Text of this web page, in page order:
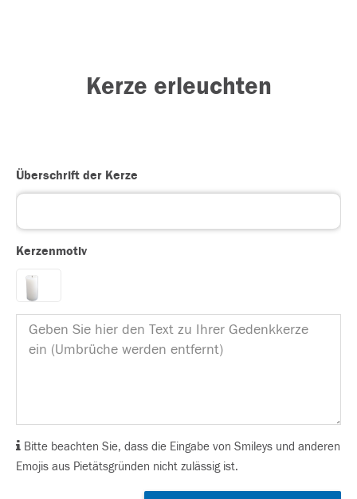
Kerze erleuchten
Überschrift der Kerze
Kerzenmotiv
Bitte beachten Sie, dass die Eingabe von Smileys und anderen
Emojis aus Pietätsgründen nicht zulässig ist.